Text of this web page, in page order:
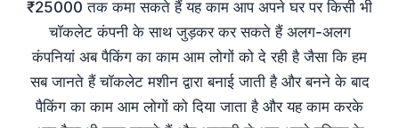
₹25000 तक कमा सकते हैं यह काम आप अपने घर पर किसी भी
चॉकलेट कंपनी के साथ जुड़कर कर सकते हैं अलग-अलग
कंपनियां अब पैकिंग का काम आम लोगों को दे रही है जैसा कि हम
सब जानते हैं चॉकलेट मशीन द्वारा बनाई जाती है और बनने के बाद
पैकिंग का काम आम लोगों को दिया जाता है और यह काम करके